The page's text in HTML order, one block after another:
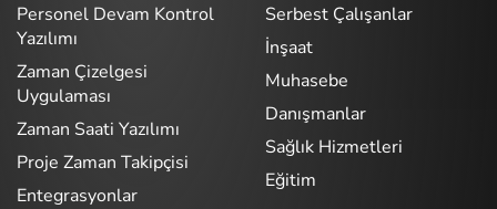
Personel Devam Kontrol
Yazılımı
Zaman Çizelgesi
Uygulaması
Zaman Saati Yazılımı
Proje Zaman Takipçisi
Entegrasyonlar
Serbest Çalışanlar
İnşaat
Muhasebe
Danışmanlar
Sağlık Hizmetleri
Eğitim